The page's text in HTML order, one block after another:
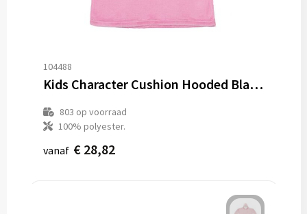
104488
Kids Character Cushion Hooded Blanket
803 op voorraad
100% polyester.
vanaf € 28,82